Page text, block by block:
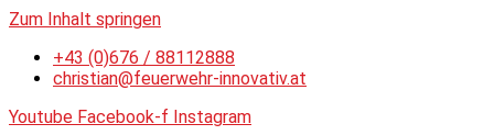
Zum Inhalt springen
+43 (0)676 / 88112888
christian@feuerwehr-innovativ.at
Youtube Facebook-f Instagram